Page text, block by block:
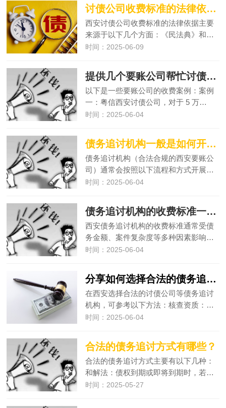
讨债公司收费标准的法律依据是什么
西安讨债公司收费标准的法律依据主要
来源于以下几个方面：《民法典》和…
时间：2025-06-09
提供几个要账公司帮忙讨债的收费案例
以下是一些要账公司的收费案例：案例
一：粤信西安讨债公司，对于 5 万…
时间：2025-06-04
债务追讨机构一般是如何开展工作的？
债务追讨机构（合法合规的西安要账公
司）通常会按照以下流程和方式开展…
时间：2025-06-04
债务追讨机构的收费标准一般是怎样的？
西安债务追讨机构的收费标准通常受债
务金额、案件复杂度等多种因素影响…
时间：2025-06-04
分享如何选择合法的债务追讨机构
在西安选择合法的讨债公司等债务追讨
机构，可参考以下方法：核查资质：…
时间：2025-06-04
合法的债务追讨方式有哪些？
合法的债务追讨方式主要有以下几种：
和解法：债权到期或即将到期时，若…
时间：2025-05-27